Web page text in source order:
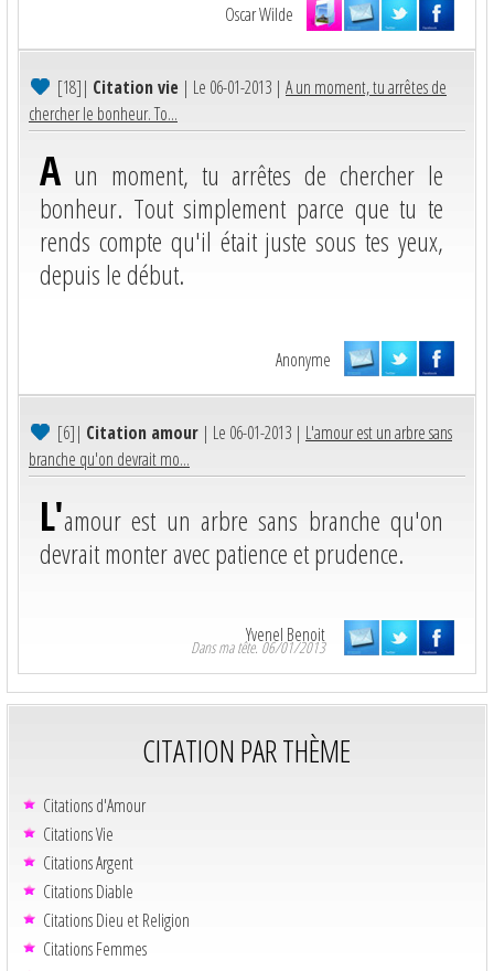
Oscar Wilde
[18]| Citation vie | Le 06-01-2013 | A un moment, tu arrêtes de
chercher le bonheur. To...
A un moment, tu arrêtes de chercher le
bonheur. Tout simplement parce que tu te
rends compte qu'il était juste sous tes yeux,
depuis le début.
Anonyme
[6]| Citation amour | Le 06-01-2013 | L'amour est un arbre sans
branche qu'on devrait mo...
L'amour est un arbre sans branche qu'on
devrait monter avec patience et prudence.
Yvenel Benoit
Dans ma tête. 06/01/2013
CITATION PAR THÈME
Citations d'Amour
Citations Vie
Citations Argent
Citations Diable
Citations Dieu et Religion
Citations Femmes